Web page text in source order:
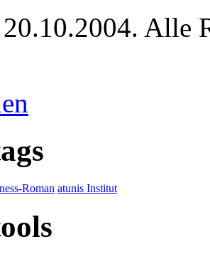
Alle
Roman atunis Institut